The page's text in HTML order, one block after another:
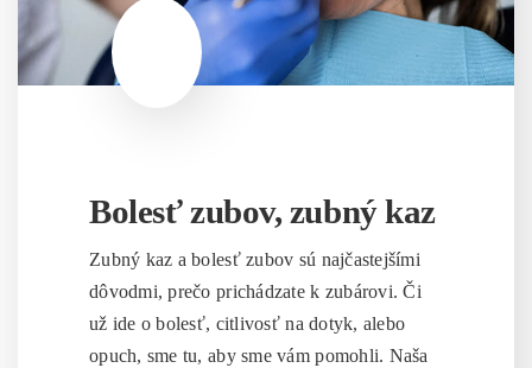
Bolesť zubov, zubný kaz
Zubný kaz a bolesť zubov sú najčastejšími
dôvodmi, prečo prichádzate k zubárovi. Či
už ide o bolesť, citlivosť na dotyk, alebo
opuch, sme tu, aby sme vám pomohli. Naša